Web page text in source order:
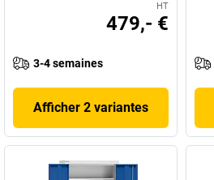
HT
479,- €
3-4 semaines
Afficher 2 variantes